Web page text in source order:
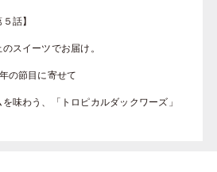
話】
スイーツでお届け。
の節目に寄せて
味わう、「トロピカルダックワーズ」